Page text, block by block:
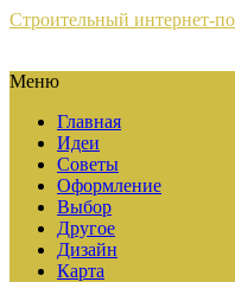
Строительный интернет-
Меню
Главная
Идеи
Советы
Оформление
Выбор
Другое
Дизайн
Карта